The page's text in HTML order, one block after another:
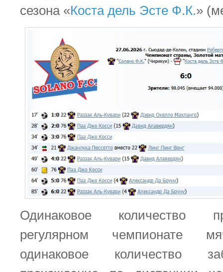
сезона «Коста дель Эсте Ф.К.»
Одинаковое количество
регулярном чемпионате
одинаковое количество